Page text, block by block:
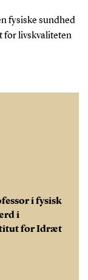
fysiske sundhed
for livskvaliteten
i fysisk
i
for Idræt